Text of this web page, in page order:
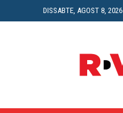
DISSABTE, AGOST 8, 2026